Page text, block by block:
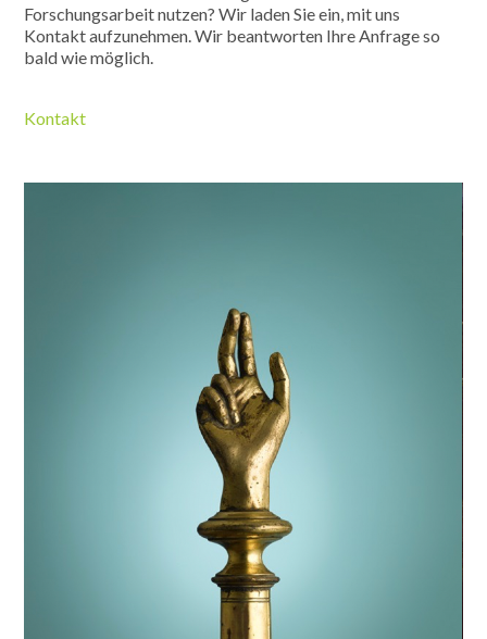
Forschungsarbeit nutzen? Wir laden Sie ein, mit uns
Kontakt aufzunehmen. Wir beantworten Ihre Anfrage so
bald wie möglich.
Kontakt